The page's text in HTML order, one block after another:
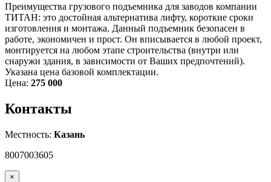
Преимущества грузового подъемника для заводов компании
ТИТАН: это достойная альтернатива лифту, короткие сроки
изготовления и монтажа. Данный подъемник безопасен в
работе, экономичен и прост. Он вписывается в любой проект,
монтируется на любом этапе строительства (внутри или
снаружи здания, в зависимости от Ваших предпочтений).
Указана цена базовой комплектации.
Цена: 275 000
Контакты
Местность: Казань
8007003605
×